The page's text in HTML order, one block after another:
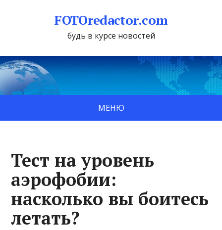
FOTOredactor.com
будь в курсе новостей
МЕНЮ
Тест на уровень
аэрофобии:
насколько вы боитесь
летать?